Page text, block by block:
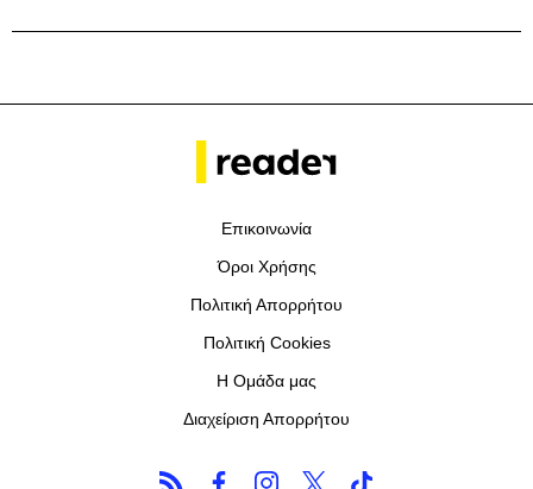
Επικοινωνία
Όροι Χρήσης
Πολιτική Απορρήτου
Πολιτική Cookies
Η Ομάδα μας
Διαχείριση Απορρήτου